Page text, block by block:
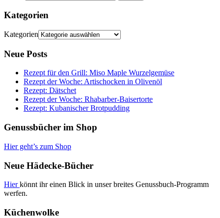
Kategorien
Kategorien
Neue Posts
Rezept für den Grill: Miso Maple Wurzelgemüse
Rezept der Woche: Artischocken in Olivenöl
Rezept: Dätschet
Rezept der Woche: Rhabarber-Baisertorte
Rezept: Kubanischer Brotpudding
Genussbücher im Shop
Hier geht’s zum Shop
Neue Hädecke-Bücher
Hierkönnt ihr einen Blick in unser breites Genussbuch-Programm
werfen.
Küchenwolke